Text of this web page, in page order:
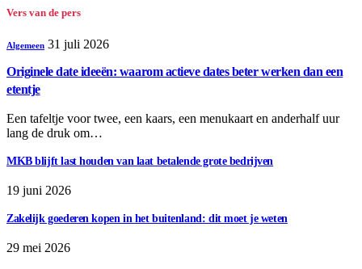
Vers van de pers
Algemeen 31 juli 2026
Originele date ideeën: waarom actieve dates beter werken dan een
etentje
Een tafeltje voor twee, een kaars, een menukaart en anderhalf uur
lang de druk om…
MKB blijft last houden van laat betalende grote bedrijven
19 juni 2026
Zakelijk goederen kopen in het buitenland: dit moet je weten
29 mei 2026